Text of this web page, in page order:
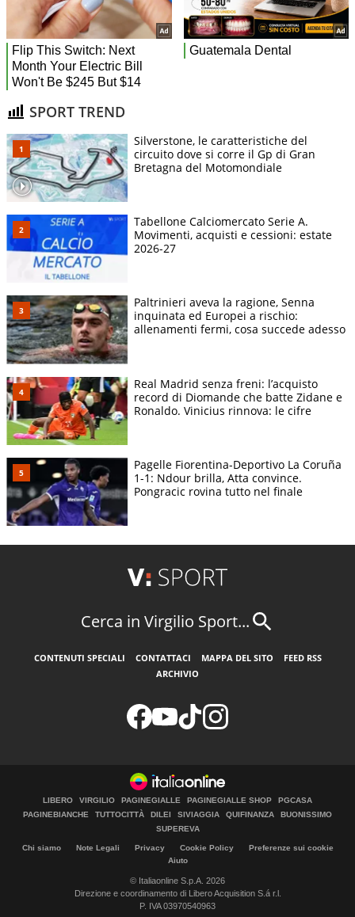
SPORT TREND
Silverstone, le caratteristiche del
circuito dove si corre il Gp di Gran
Bretagna del Motomondiale
Tabellone Calciomercato Serie A.
Movimenti, acquisti e cessioni: estate
2026-27
Paltrinieri aveva la ragione, Senna
inquinata ed Europei a rischio:
allenamenti fermi, cosa succede adesso
Real Madrid senza freni: l’acquisto
record di Diomande che batte Zidane e
Ronaldo. Vinicius rinnova: le cifre
Pagelle Fiorentina-Deportivo La Coruña
1-1: Ndour brilla, Atta convince.
Pongracic rovina tutto nel finale
Cerca in Virgilio Sport...
CONTENUTI SPECIALI CONTATTACI MAPPA DEL SITO
FEED RSS
ARCHIVIO
LIBERO VIRGILIO PAGINEGIALLE PAGINEGIALLE SHOP
PGCASA
PAGINEBIANCHE
TUTTOCITTÀ DILEI SIVIAGGIA QUIFINANZA
BUONISSIMO
SUPEREVA
Chi siamo Note Legali Privacy Cookie Policy
Preferenze sui cookie
Aiuto
© Italiaonline S.p.A. 2026
Direzione e coordinamento di Libero Acquisition S.á r.l.
P. IVA 03970540963